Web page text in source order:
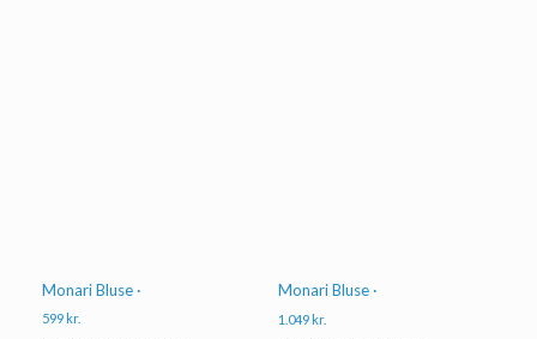
Monari Bluse ·
599 kr.
Monari Bluse ·
1.049kr.